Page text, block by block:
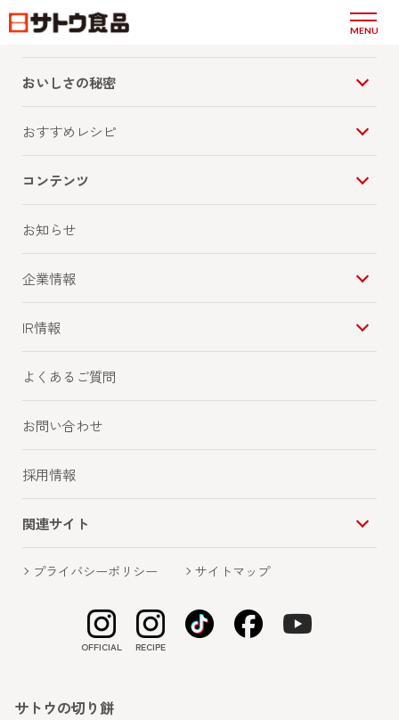
MENU
サトウの切り餅
商品情報
おいしさの秘密
おすすめレシピ
コンテンツ
お知らせ
企業情報
IR情報
よくあるご質問
お問い合わせ
採用情報
関連サイト
プライバシーポリシー サイトマップ
OFFICIAL RECIPE